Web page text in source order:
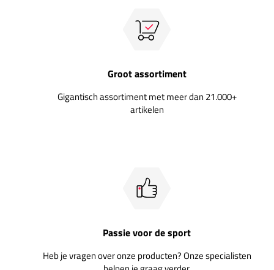
Groot assortiment
Gigantisch assortiment met meer dan 21.000+
artikelen
Passie voor de sport
Heb je vragen over onze producten? Onze specialisten